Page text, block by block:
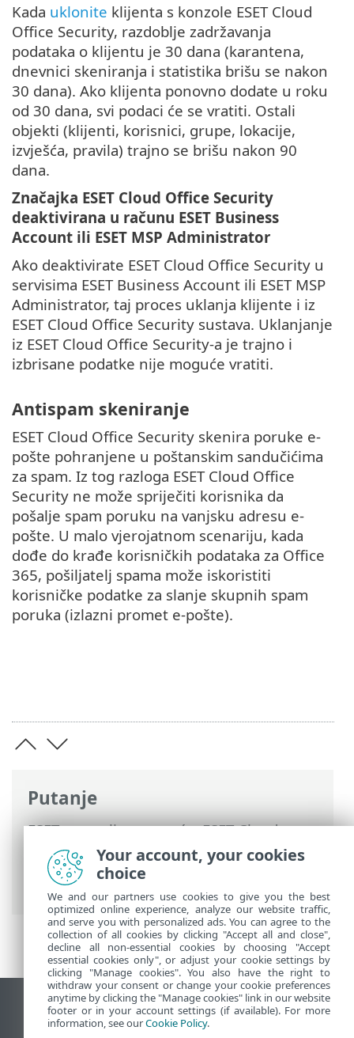
Putanje
ESET-ova online pomoć>ESET Cloud
Office Security>Specifikacije>
Ograničenja i pravila zadržavanja
podataka
Kada uklonite klijenta s konzole ESET Cloud
Office Security, razdoblje zadržavanja
podataka o klijentu je 30 dana (karantena,
dnevnici skeniranja i statistika brišu se nakon
30 dana). Ako klijenta ponovno dodate u roku
od 30 dana, svi podaci će se vratiti. Ostali
objekti (klijenti, korisnici, grupe, lokacije,
izvješća, pravila) trajno se brišu nakon 90
dana.
Značajka ESET Cloud Office Security
deaktivirana u računu ESET Business
Account ili ESET MSP Administrator
Ako deaktivirate ESET Cloud Office Security u
servisima ESET Business Account ili ESET MSP
Administrator, taj proces uklanja klijente i iz
ESET Cloud Office Security sustava. Uklanjanje
iz ESET Cloud Office Security-a je trajno i
izbrisane podatke nije moguće vratiti.
Antispam skeniranje
ESET Cloud Office Security skenira poruke e-
pošte pohranjene u poštanskim sandučićima
za spam. Iz tog razloga ESET Cloud Office
Security ne može spriječiti korisnika da
pošalje spam poruku na vanjsku adresu e-
pošte. U malo vjerojatnom scenariju, kada
dođe do krađe korisničkih podataka za Office
365, pošiljatelj spama može iskoristiti
korisničke podatke za slanje skupnih spam
poruka (izlazni promet e-pošte).
Prikaži stranicu za radnu površinu
End of Life
Your account, your cookies
choice
We and our partners use cookies to give you the best
optimized online experience, analyze our website traffic,
and serve you with personalized ads. You can agree to the
collection of all cookies by clicking "Accept all and close",
decline all non-essential cookies by choosing "Accept
essential cookies only", or adjust your cookie settings by
clicking "Manage cookies". You also have the right to
withdraw your consent or change your cookie preferences
anytime by clicking the "Manage cookies" link in our website
footer or in your account settings (if available). For more
information, see ourCookie Policy.